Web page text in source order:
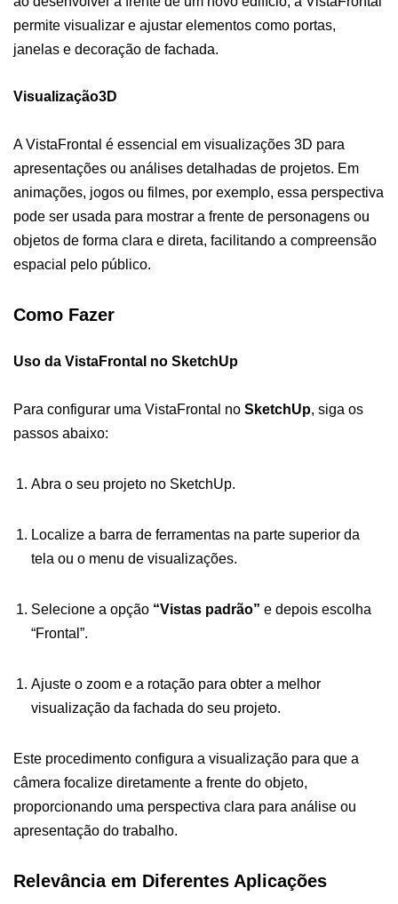
permite visualizar e ajustar elementos como portas,
janelas e decoração de fachada.
Visualização3D
A VistaFrontal é essencial em visualizações 3D para
apresentações ou análises detalhadas de projetos. Em
animações, jogos ou filmes, por exemplo, essa perspectiva
pode ser usada para mostrar a frente de personagens ou
objetos de forma clara e direta, facilitando a compreensão
espacial pelo público.
Como Fazer
Uso da VistaFrontal no SketchUp
Para configurar uma VistaFrontal no SketchUp, siga os
passos abaixo:
Abra o seu projeto no SketchUp.
Localize a barra de ferramentas na parte superior da
tela ou o menu de visualizações.
Selecione a opção “Vistas padrão” e depois escolha
“Frontal”.
Ajuste o zoom e a rotação para obter a melhor
visualização da fachada do seu projeto.
Este procedimento configura a visualização para que a
câmera focalize diretamente a frente do objeto,
proporcionando uma perspectiva clara para análise ou
apresentação do trabalho.
Relevância em Diferentes Aplicações